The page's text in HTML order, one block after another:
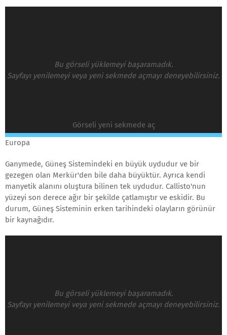
Bu görseli yüklemeyi başaramadık.
Sayfayı yenilemeyi veya yeni sekmede açmayı deneyebilirsiniz.
Görseli yeni sekmede aç
Europa
Ganymede, Güneş Sistemindeki en büyük uydudur ve bir
gezegen olan Merkür'den bile daha büyüktür. Ayrıca kendi
manyetik alanını oluştura bilinen tek uydudur. Callisto'nun
yüzeyi son derece ağır bir şekilde çatlamıştır ve eskidir. Bu
durum, Güneş Sisteminin erken tarihindeki olayların görünür
bir kaynağıdır.
Bu görseli yüklemeyi başaramadık.
Sayfayı yenilemeyi veya yeni sekmede açmayı deneyebilirsiniz.